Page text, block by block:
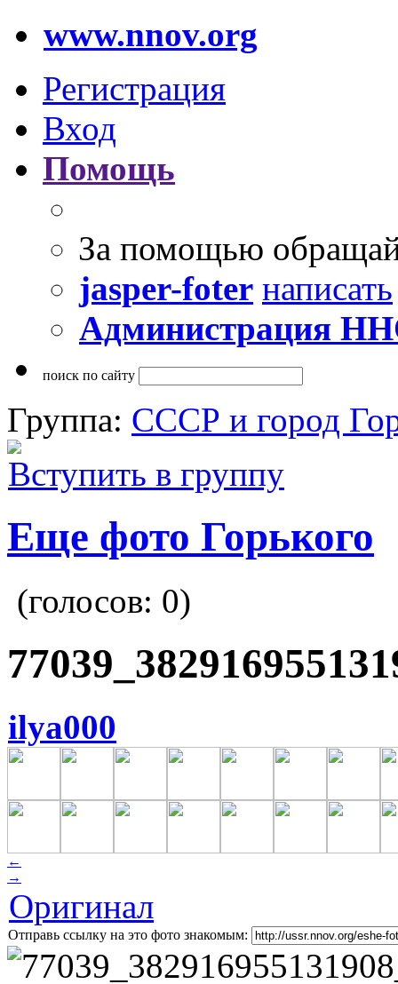
www.nnov.org
Регистрация
Вход
Помощь
За помощью
jasper-foter написать
Администрация
поиск по сайту
Группа: СССР и город
Вступить в группу
Еще фото Горького
(голосов: 0)
ilya000
←
→
Оригинал
Отправь ссылку на это фото знакомым: